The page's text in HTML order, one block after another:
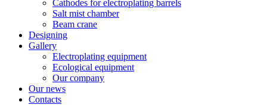
Cathodes for electroplating barrels
Salt mist chamber
Beam crane
Designing
Gallery
Electroplating equipment
Ecological equipment
Our company
Our news
Contacts